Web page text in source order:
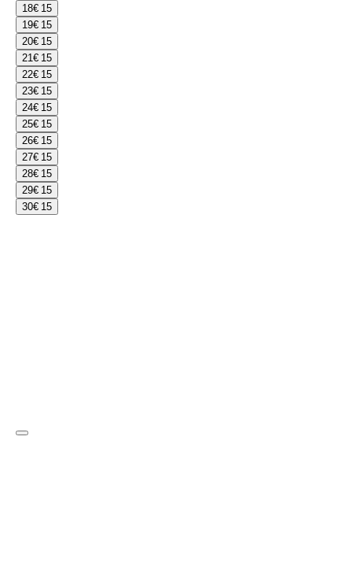
18€ 15
19€ 15
20€ 15
21€ 15
22€ 15
23€ 15
24€ 15
25€ 15
26€ 15
27€ 15
28€ 15
29€ 15
30€ 15